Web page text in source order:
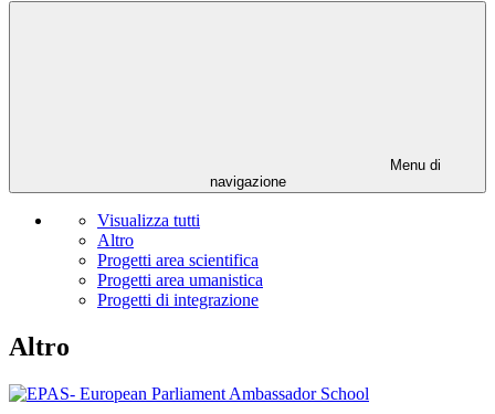
Menu di
navigazione
Visualizza tutti
Altro
Progetti area scientifica
Progetti area umanistica
Progetti di integrazione
Altro